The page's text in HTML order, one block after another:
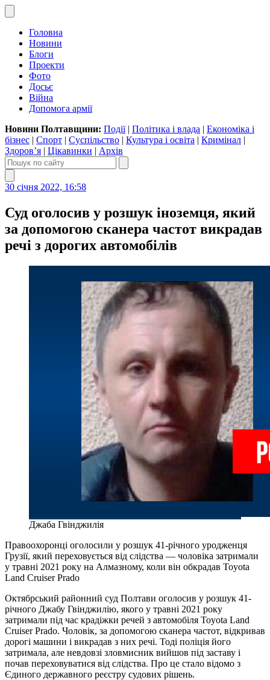
Головна
Новини
Блоги
Проекти
Фото
Досьє
Війна
Допомога армії
Новини Полтавщини: Події| Політика і влада | Економіка і
бізнес | Спорт | Суспільство | Культура і освіта | Кримінал |
Здоров’я | Цікавинки | Архів
30 січня 2022, 16:58
Суд оголосив у розшук іноземця, який
за допомогою сканера частот викрадав
речі з дорогих автомобілів
Джаба Гвінджилія
Правоохоронці оголосили у розшук 41-річного уродженця
Грузії, який переховується від слідства — чоловіка затримали
у травні 2021 року на Алмазному, коли він обкрадав Toyota
Land Cruiser Prado
Октябрський районний суд Полтави оголосив у розшук 41-
річного Джабу Гвінджилію, якого у травні 2021 року
затримали під час крадіжки речей з автомобіля Toyota Land
Cruiser Prado. Чоловік, за допомогою сканера частот, відкривав
дорогі машини і викрадав з них речі. Тоді поліція його
затримала, але невдовзі зловмисник вийшов під заставу і
почав переховуватися від слідства. Про це стало відомо з
Єдиного державного реєстру судових рішень.